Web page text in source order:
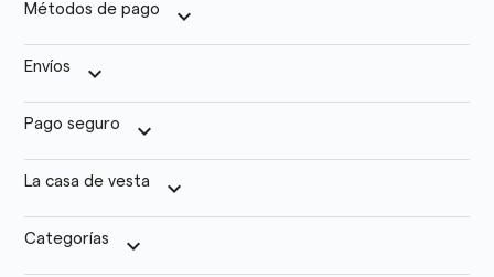
Métodos de pago keyboard_arrow_down
Envíos keyboard_arrow_down
Pago seguro keyboard_arrow_down
La casa de vesta keyboard_arrow_down
Categorías keyboard_arrow_down